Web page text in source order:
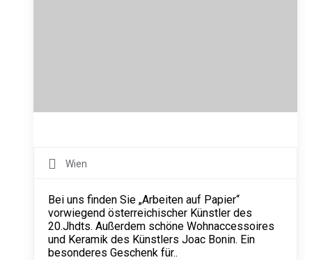
Wien
Bei uns finden Sie „Arbeiten auf Papier“
vorwiegend österreichischer Künstler des
20.Jhdts. Außerdem schöne Wohnaccessoires
und Keramik des Künstlers Joac Bonin. Ein
besonderes Geschenk für..